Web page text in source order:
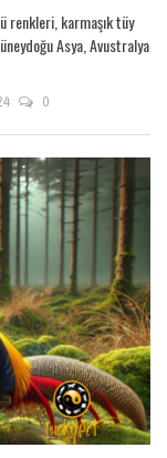
renkleri, karmaşık tüy
Asya, Avustralya
0